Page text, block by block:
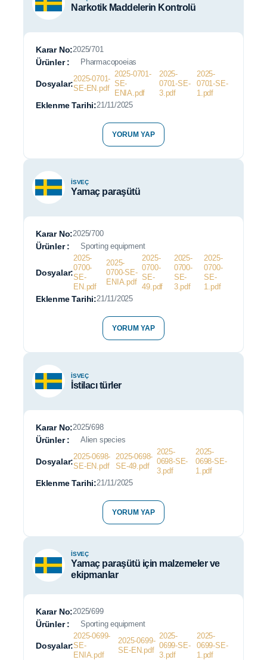
Narkotik Maddelerin Kontrolü
Karar No:2025/701
Ürünler : Pharmacopoeias
Dosyalar:
2025-0701-
SE-EN.pdf
2025-0701-
SE-
ENIA.pdf
2025-
0701-SE-
3.pdf
2025-
0701-SE-
1.pdf
Eklenme Tarihi:21/11/2025
YORUM YAP
İSVEÇ
Yamaç paraşütü
Karar No:2025/700
Ürünler : Sporting equipment
Dosyalar:
2025-
0700-
SE-
EN.pdf
2025-
0700-SE-
ENIA.pdf
2025-
0700-
SE-
49.pdf
2025-
0700-
SE-
3.pdf
2025-
0700-
SE-
1.pdf
Eklenme Tarihi:21/11/2025
YORUM YAP
İSVEÇ
İstilacı türler
Karar No:2025/698
Ürünler : Alien species
Dosyalar:
2025-0698-
SE-EN.pdf
2025-0698-
SE-49.pdf
2025-
0698-SE-
3.pdf
2025-
0698-SE-
1.pdf
Eklenme Tarihi:21/11/2025
YORUM YAP
İSVEÇ
Yamaç paraşütü için malzemeler ve
ekipmanlar
Karar No:2025/699
Ürünler : Sporting equipment
Dosyalar:
2025-0699-
SE-
ENIA.pdf
2025-0699-
SE-EN.pdf
2025-
0699-SE-
3.pdf
2025-
0699-SE-
1.pdf